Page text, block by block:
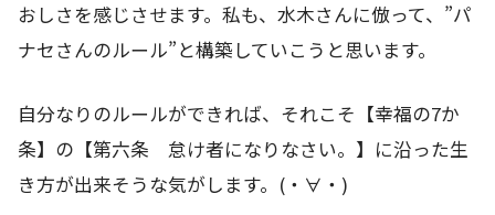
おしさを感じさせます。私も、水木さんに倣って、”パ
ナセさんのルール”と構築していこうと思います。
自分なりのルールができれば、それこそ【幸福の7か
条】の【第六条 怠け者になりなさい。】に沿った生
き方が出来そうな気がします。(・∀・)